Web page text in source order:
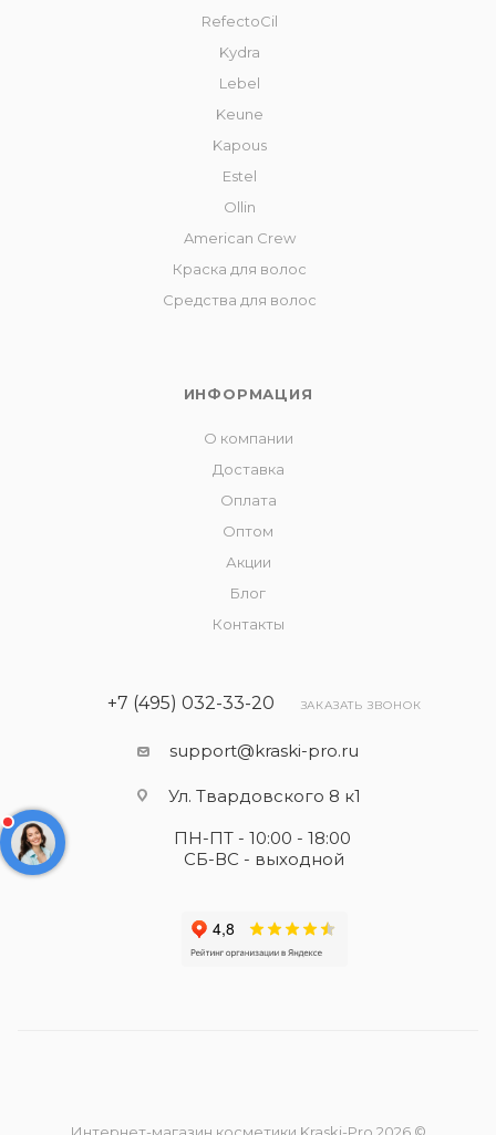
RefectoCil
Kydra
Lebel
Keune
Kapous
Estel
Ollin
American Crew
Краска для волос
Средства для волос
ИНФОРМАЦИЯ
О компании
Доставка
Оплата
Оптом
Акции
Блог
Контакты
+7 (495) 032-33-20 ЗАКАЗАТЬ ЗВОНОК
support@kraski-pro.ru
Ул. Твардовского 8 к1
ПН-ПТ - 10:00 - 18:00
СБ-ВС - выходной